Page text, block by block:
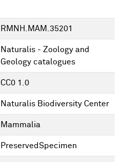
RMNH.MAM.35201
Naturalis - Zoology and
Geology catalogues
CC0 1.0
Naturalis Biodiversity Center
Mammalia
PreservedSpecimen